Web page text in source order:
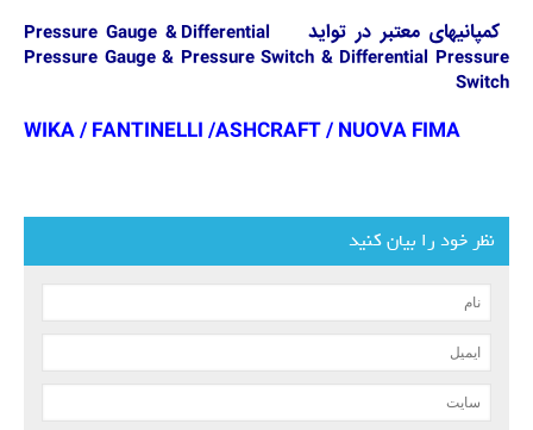
کمپانیهای معتبر در تواید
Pressure Gauge & Differential
Pressure Gauge & Pressure Switch & Differential Pressure
Switch
WIKA / FANTINELLI /ASHCRAFT / NUOVA FIMA
نظر خود را بیان کنید